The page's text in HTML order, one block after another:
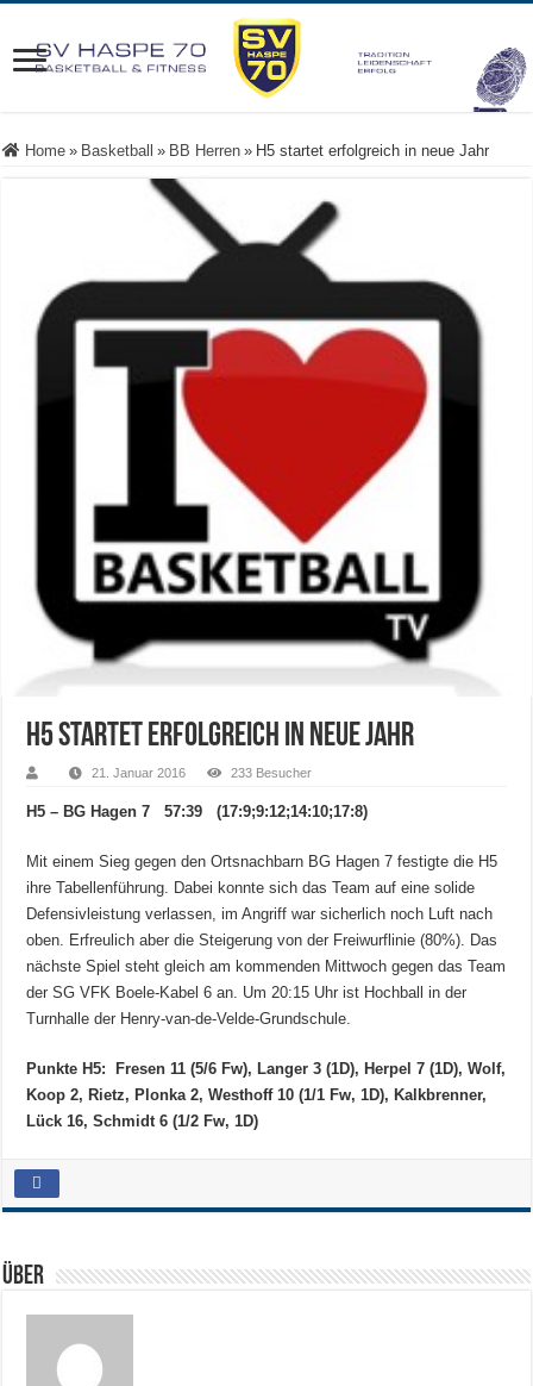
Home » Basketball » BB Herren » H5 startet erfolgreich in neue Jahr
H5 startet erfolgreich in neue Jahr
21. Januar 2016 233 Besucher
H5 – BG Hagen 7 57:39 (17:9;9:12;14:10;17:8)
Mit einem Sieg gegen den Ortsnachbarn BG Hagen 7 festigte die H5
ihre Tabellenführung. Dabei konnte sich das Team auf eine solide
Defensivleistung verlassen, im Angriff war sicherlich noch Luft nach
oben. Erfreulich aber die Steigerung von der Freiwurflinie (80%). Das
nächste Spiel steht gleich am kommenden Mittwoch gegen das Team
der SG VFK Boele-Kabel 6 an. Um 20:15 Uhr ist Hochball in der
Turnhalle der Henry-van-de-Velde-Grundschule.
Punkte H5: Fresen 11 (5/6 Fw), Langer 3 (1D), Herpel 7 (1D), Wolf,
Koop 2, Rietz, Plonka 2, Westhoff 10 (1/1 Fw, 1D), Kalkbrenner,
Lück 16, Schmidt 6 (1/2 Fw, 1D)
Über